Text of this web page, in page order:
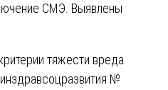
СМЭ. Выявлены
тяжести вреда
№